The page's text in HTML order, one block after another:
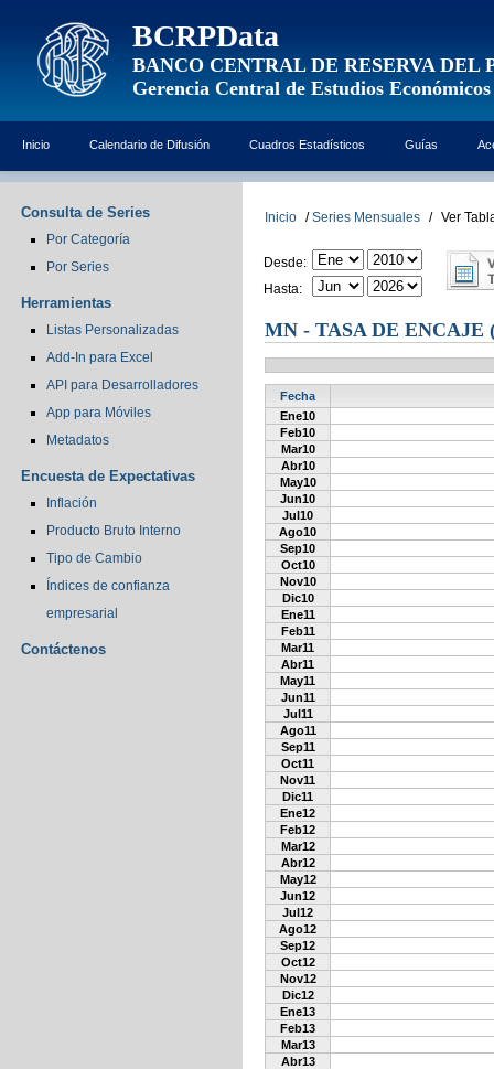
BCRPData
BANCO CENTRAL DE RESERVA DEL
Gerencia Central de Estudios Económicos
Inicio Calendario de Difusión Cuadros Estadísticos Guías
Consulta de Series
Por Categoría
Por Series
Herramientas
Listas Personalizadas
Add-In para Excel
API para Desarrolladores
App para Móviles
Metadatos
Encuesta de Expectativas
Inflación
Producto Bruto Interno
Tipo de Cambio
Índices de confianza
empresarial
Contáctenos
Inicio / Series Mensuales / Ver
Desde:
Hasta:
MN - TASA DE
Fecha
Ene10
Feb10
Mar10
Abr10
May10
Jun10
Jul10
Ago10
Sep10
Oct10
Nov10
Dic10
Ene11
Feb11
Mar11
Abr11
May11
Jun11
Jul11
Ago11
Sep11
Oct11
Nov11
Dic11
Ene12
Feb12
Mar12
Abr12
May12
Jun12
Jul12
Ago12
Sep12
Oct12
Nov12
Dic12
Ene13
Feb13
Mar13
Abr13